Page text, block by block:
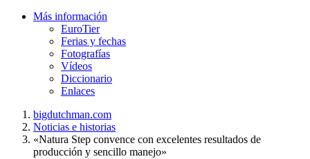
Más información
EuroTier
Ferias y fechas
Fotografías
Vídeos
Diccionario
Enlaces
bigdutchman.com
Noticias e historias
«Natura Step convence con excelentes resultados de
producción y sencillo manejo»